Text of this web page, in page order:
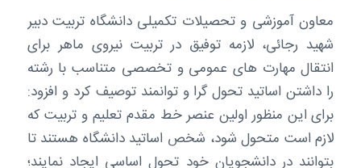
معاون آموزشی و تحصیلات تکمیلی دانشگاه تربیت دبیر
شهید رجائی، لازمه توفیق در تربیت نیروی ماهر برای
انتقال مهارت های عمومی و تخصصی متناسب با رشته
را داشتن اساتید تحول گرا و توانمند توصیف کرد و افزود:
برای این منظور اولین عنصر خط مقدم تعلیم و تربیت که
لازم است متحول شود، شخص اساتید دانشگاه هستند تا
بتوانند در دانشجویان خود تحول اساسی ایجاد نمایند؛